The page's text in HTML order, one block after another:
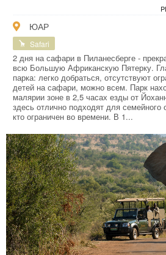
ЮАР
Safari
2 дня на сафари в Пиланесберге -
всю Большую Африканскую Пятерку.
парка: легко добраться, отсутствуют
детей на сафари, можно всем. Парк
малярии зоне в 2,5 часах езды от
здесь отлично подходят для
кто ограничен во времени. В 1...